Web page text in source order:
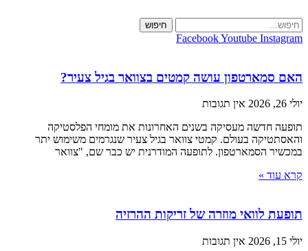
to
content
חיפוש
FacebookYoutube Instagram
האם סמארטפון עושה קמטים בצוואר בגיל צעיר?
יולי 26, 2026
אין תגובות
תופעה חדשה מעסיקה בשנים האחרונות את מומחי הפלסטיקה
והאסתטיקה בעולם. קמטי צוואר בגיל צעיר שנגרמים משימוש יתר
במכשיר הסמארטפון. לתופעה המודרנית יש כבר שם, "צוואר
קרא עוד »
תופעת לוואי מוזרה של זריקות ההרזיה
יולי 15, 2026
אין תגובות